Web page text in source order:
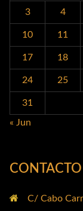
3 4
10 11
17 18
24 25
31
« Jun
CONTACTO
C/ Cabo